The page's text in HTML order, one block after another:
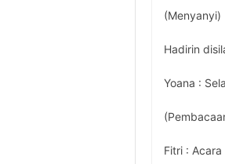
(Menyanyi)
Hadirin
Yoana :
Fitri :